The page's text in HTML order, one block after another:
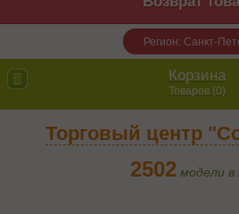
Регион: Санкт-
Корзина
Товаров (0)
Торговый центр
2502 модели в